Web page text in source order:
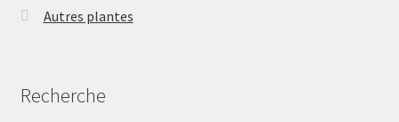
Autres plantes
Recherche